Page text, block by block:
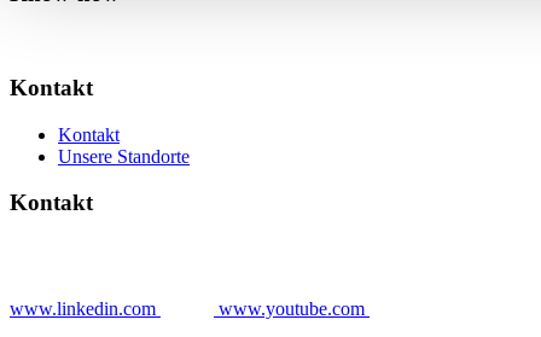
Kontakt
Kontakt
Unsere Standorte
Kontakt
www.linkedin.com www.youtube.com